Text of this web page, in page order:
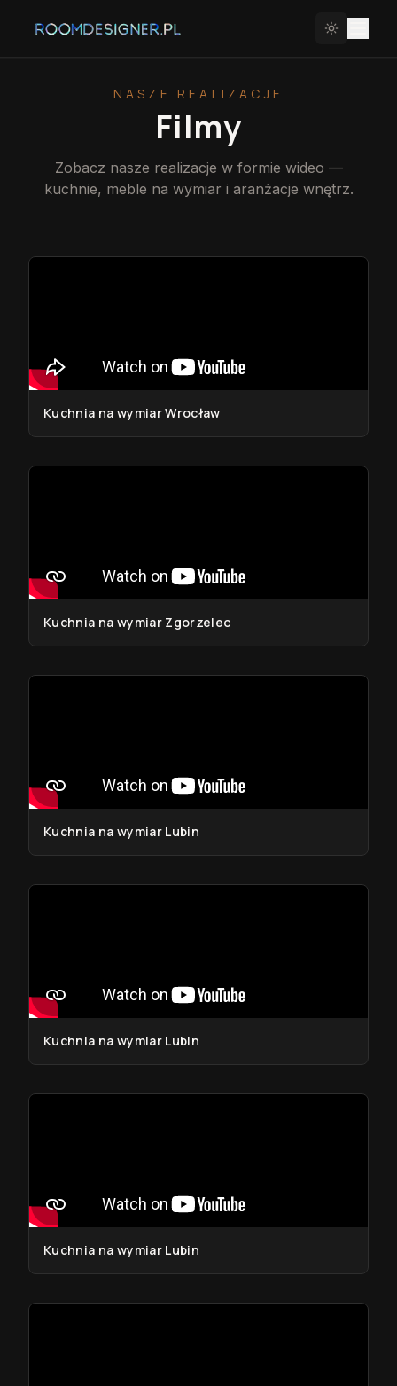
NASZE REALIZACJE
Filmy
Zobacz nasze realizacje w formie wideo —
kuchnie, meble na wymiar i aranżacje wnętrz.
Kuchnia na wymiar Wrocław
Kuchnia na wymiar Zgorzelec
Kuchnia na wymiar Lubin
Kuchnia na wymiar Lubin
Kuchnia na wymiar Lubin